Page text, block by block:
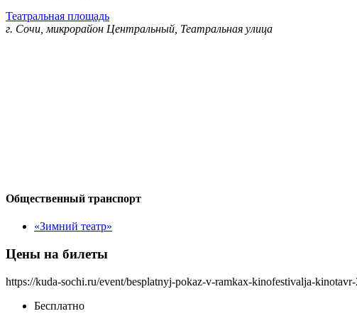
Театральная площадь
г. Сочи, микрорайон Центральный, Театральная улица
Общественный транспорт
«Зимний театр»
Цены на билеты
https://kuda-sochi.ru/event/besplatnyj-pokaz-v-ramkax-kinofestivalja-
Бесплатно